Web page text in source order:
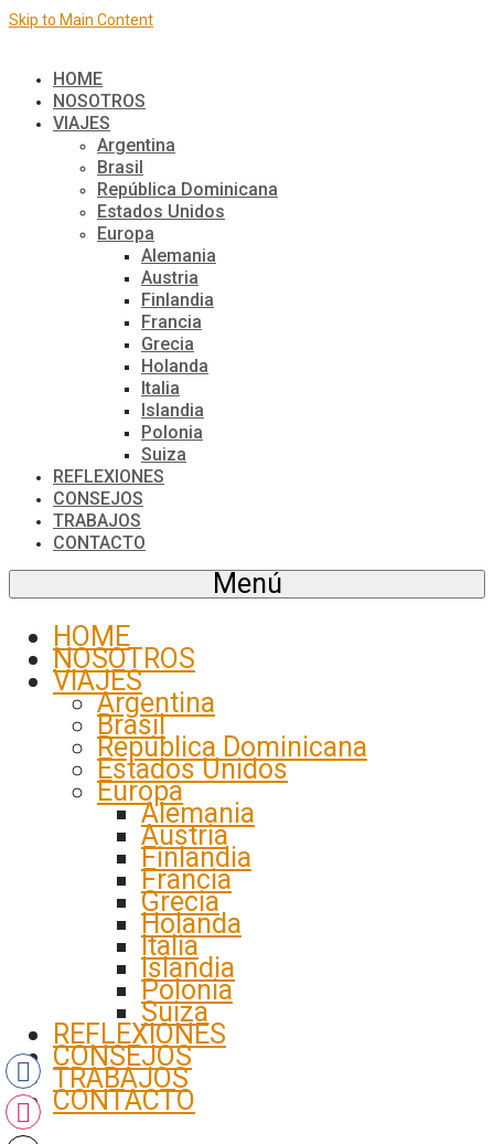
Skip to Main Content
HOME
NOSOTROS
VIAJES
Argentina
Brasil
República Dominicana
Estados Unidos
Europa
Alemania
Austria
Finlandia
Francia
Grecia
Holanda
Italia
Islandia
Polonia
Suiza
REFLEXIONES
CONSEJOS
TRABAJOS
CONTACTO
Menú
HOME
NOSOTROS
VIAJES
Argentina
Brasil
República Dominicana
Estados Unidos
Europa
Alemania
Austria
Finlandia
Francia
Grecia
Holanda
Italia
Islandia
Polonia
Suiza
REFLEXIONES
CONSEJOS
TRABAJOS
CONTACTO